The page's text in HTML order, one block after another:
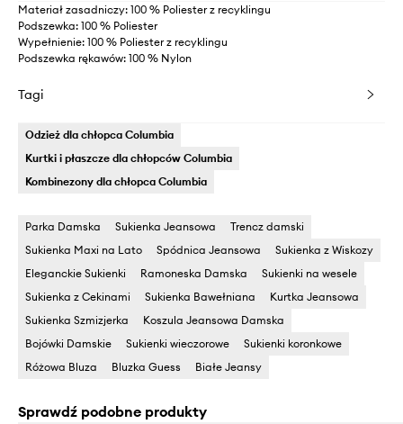
Materiał zasadniczy: 100 % Poliester z recyklingu
Podszewka: 100 % Poliester
Wypełnienie: 100 % Poliester z recyklingu
Podszewka rękawów: 100 % Nylon
Tagi
Odzież dla chłopca Columbia
Kurtki i płaszcze dla chłopców Columbia
Kombinezony dla chłopca Columbia
Parka Damska Sukienka Jeansowa
Trencz damski
Sukienka Maxi na Lato
Spódnica Jeansowa
Sukienka z Wiskozy
Eleganckie Sukienki
Ramoneska Damska
Sukienki na wesele
Sukienka z Cekinami
Sukienka Bawełniana
Kurtka Jeansowa
Sukienka Szmizjerka
Koszula Jeansowa Damska
Bojówki Damskie
Sukienki wieczorowe
Sukienki koronkowe
Różowa Bluza
Bluzka Guess Białe Jeansy
Sprawdź podobne produkty